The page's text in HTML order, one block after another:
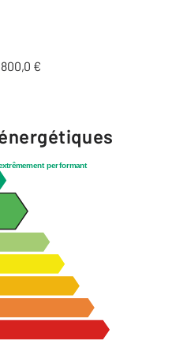
€
performant